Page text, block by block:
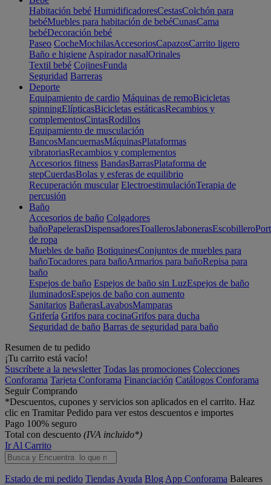
Habitación bebé HumidificadoresCestasColchón para
bebéMuebles para habitación de bebéCunasCama
bebéDecoración bebé
Paseo CocheMochilasAccesoriosCapazosCarrito ligero
Baño e higiene Aspirador nasalOrinales
Textil bebé CojinesFunda
Seguridad Barreras
Deporte
Equipamiento de cardio Máquinas de remoBicicletas
spinningElípticasBicicletas estáticasRecambios y
complementosCintasRodillos
Equipamiento de musculación
BancosMancuernasMáquinasPlataformas
vibratoriasRecambios y complementos
Accesorios fitness BandasBarrasPlataforma de
stepCuerdasBolas y esferas de equilibrio
Recuperación muscular ElectroestimulaciónTerapia de
percusión
Baño
Accesorios de baño Colgadores
bañoPapelerasDispensadoresToallerosJabonerasEscobillero
de ropa
Muebles de baño BotiquinesConjuntos de muebles para
bañoTocadores para bañoArmarios para bañoRepisa para
baño
Espejos de baño Espejos de baño sin LuzEspejos de baño
iluminadosEspejos de baño con aumento
Sanitarios BañerasLavabosMamparas
Grifería Grifos para cocinaGrifos para ducha
Seguridad de baño Barras de seguridad para baño
Resumen de tu pedido
¡Tu carrito está vacío!
Suscríbete a la newsletter Todas las promociones Colecciones
Conforama Tarjeta Conforama Financiación Catálogos Conforama
Seguir Comprando
*Descuentos, cupones y servicios son aplicados en el carrito. Haz
clic en Tramitar Pedido para ver estos descuentos e importes
Pago 100% seguro
Total con descuento (IVA incluido*)
Ir Al Carrito
Estado de mi pedido Tiendas Ayuda Blog App Conforama Baleares